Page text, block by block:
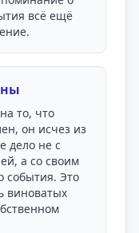
всё ещё
то, что
он исчез из
дело не с
а со своим
события. Это
виноватых